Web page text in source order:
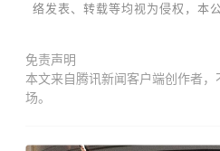
络发表、转载等均视为侵权，本
免责声明
本文来自腾讯新闻客户端创作者
场。